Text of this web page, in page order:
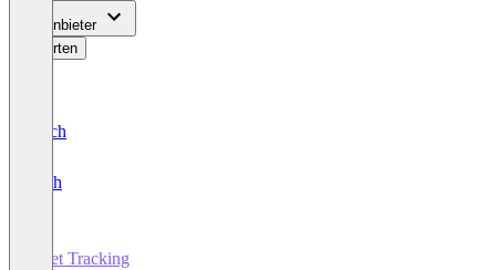
Für Anbieter
Bewerten
Deutsch
English
Fleet Tracking